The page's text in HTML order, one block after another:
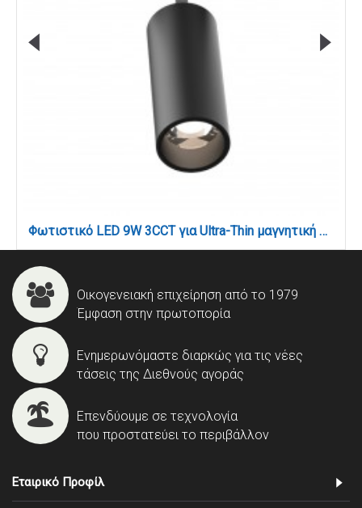
Φωτιστικό LED 9W 3CCT για Ultra-Thin μαγνητική ράγα σε μαύρη απόχρωση (by tuya and zigbee) D:16cmX4,5cm (T05105-BL)
Οικογενειακή επιχείρηση από το 1979
Έμφαση στην πρωτοπορία
Ενημερωνόμαστε διαρκώς για τις νέες
τάσεις της Διεθνούς αγοράς
Επενδύουμε σε τεχνολογία
που προστατεύει το περιβάλλον
Εταιρικό Προφίλ